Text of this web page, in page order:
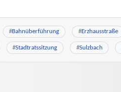
#Bahnüberführung #Erzhausstraße
#Stadtratssitzung #Sulzbach